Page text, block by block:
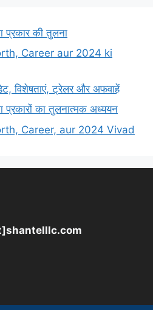
की तुलना
Career aur 2024 ki
विशेषताएं, ट्रेलर और अफवाहें
का तुलनात्मक अध्ययन
Career, aur 2024 Vivad